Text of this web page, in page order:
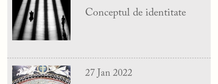
Conceptul de identitate
27 Jan 2022